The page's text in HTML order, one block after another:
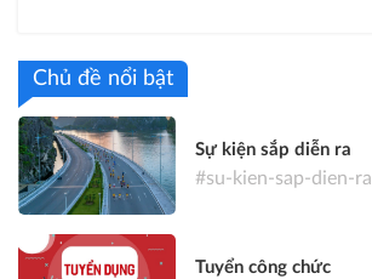
Chủ đề nổi bật
Sự kiện sắp diễn ra
#su-kien-sap-dien-ra
Tuyển công chức